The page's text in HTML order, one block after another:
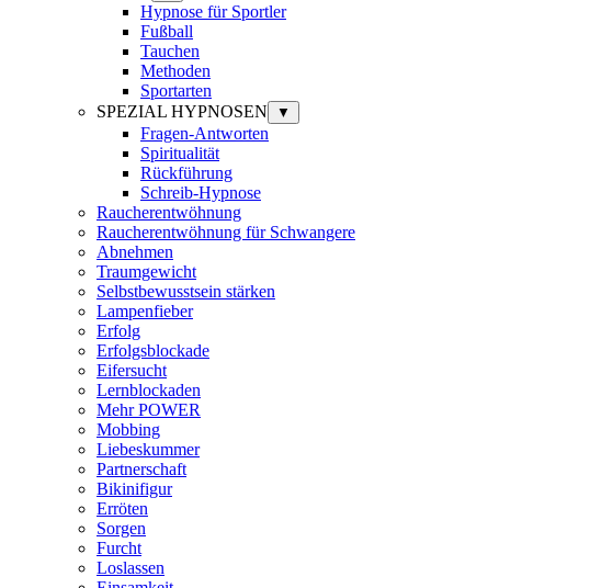
Hypnose für Sportler
Fußball
Tauchen
Methoden
Sportarten
SPEZIAL HYPNOSEN
▼
Fragen-Antworten
Spiritualität
Rückführung
Schreib-Hypnose
Raucherentwöhnung
Raucherentwöhnung für Schwangere
Abnehmen
Traumgewicht
Selbstbewusstsein stärken
Lampenfieber
Erfolg
Erfolgsblockade
Eifersucht
Lernblockaden
Mehr POWER
Mobbing
Liebeskummer
Partnerschaft
Bikinifigur
Erröten
Sorgen
Furcht
Loslassen